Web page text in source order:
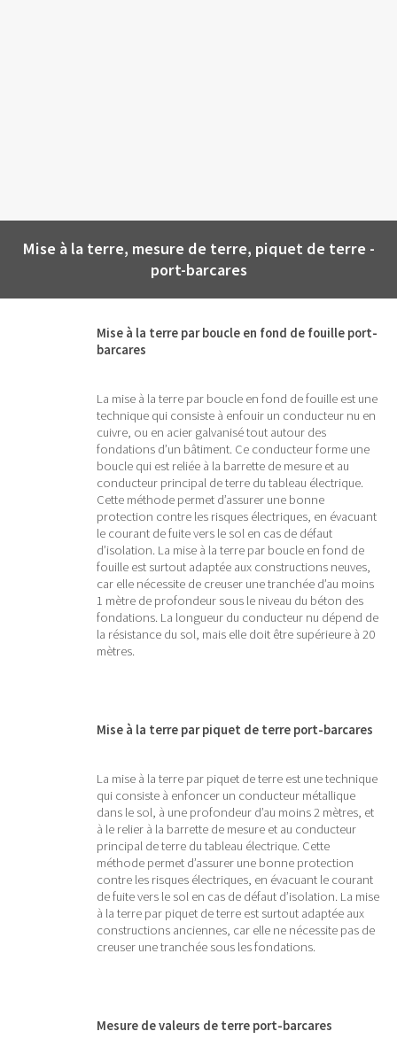
Mise à la terre, mesure de terre, piquet de terre -
port-barcares
Mise à la terre par boucle en fond de fouille port-
barcares
La mise à la terre par boucle en fond de fouille est une
technique qui consiste à enfouir un conducteur nu en
cuivre, ou en acier galvanisé tout autour des
fondations d’un bâtiment. Ce conducteur forme une
boucle qui est reliée à la barrette de mesure et au
conducteur principal de terre du tableau électrique.
Cette méthode permet d’assurer une bonne
protection contre les risques électriques, en évacuant
le courant de fuite vers le sol en cas de défaut
d’isolation. La mise à la terre par boucle en fond de
fouille est surtout adaptée aux constructions neuves,
car elle nécessite de creuser une tranchée d’au moins
1 mètre de profondeur sous le niveau du béton des
fondations. La longueur du conducteur nu dépend de
la résistance du sol, mais elle doit être supérieure à 20
mètres.
Mise à la terre par piquet de terre port-barcares
La mise à la terre par piquet de terre est une technique
qui consiste à enfoncer un conducteur métallique
dans le sol, à une profondeur d’au moins 2 mètres, et
à le relier à la barrette de mesure et au conducteur
principal de terre du tableau électrique. Cette
méthode permet d’assurer une bonne protection
contre les risques électriques, en évacuant le courant
de fuite vers le sol en cas de défaut d’isolation. La mise
à la terre par piquet de terre est surtout adaptée aux
constructions anciennes, car elle ne nécessite pas de
creuser une tranchée sous les fondations.
Mesure de valeurs de terre port-barcares